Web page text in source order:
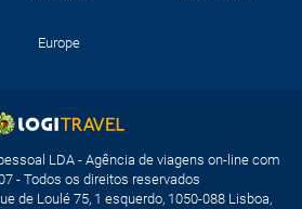
Europe
LDA - Agência de viagens on-line com
- Todos os direitos reservados
de Loulé 75, 1 esquerdo, 1050-088 Lisboa,